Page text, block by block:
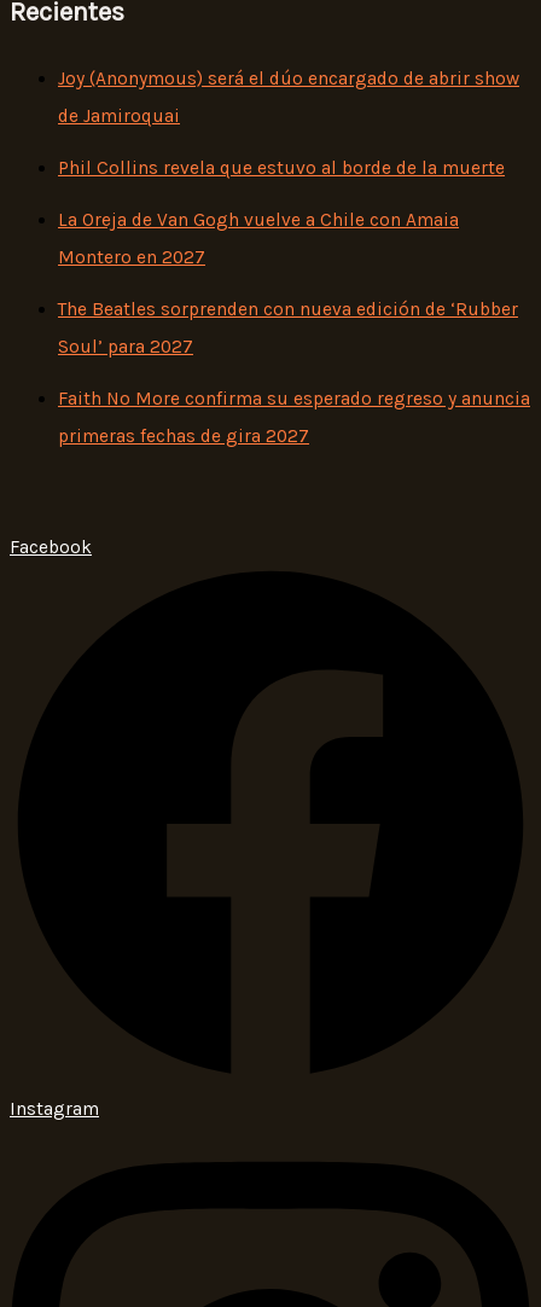
Recientes
Joy (Anonymous) será el dúo encargado de abrir show
de Jamiroquai
Phil Collins revela que estuvo al borde de la muerte
La Oreja de Van Gogh vuelve a Chile con Amaia
Montero en 2027
The Beatles sorprenden con nueva edición de ‘Rubber
Soul’ para 2027
Faith No More confirma su esperado regreso y anuncia
primeras fechas de gira 2027
Facebook
Instagram